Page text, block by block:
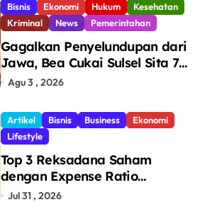
Bisnis Ekonomi Hukum
Kesehatan
Kriminal
News Pemerintahan
Gagalkan Penyelundupan dari
Jawa, Bea Cukai Sulsel Sita 7,8
Juta Batang Rokok Ilegal
Makassar
Agu 3 , 2026
Artikel Bisnis Business
Ekonomi
Lifestyle
Top 3 Reksadana Saham
dengan Expense Ratio
Terendah
Jul 31 , 2026